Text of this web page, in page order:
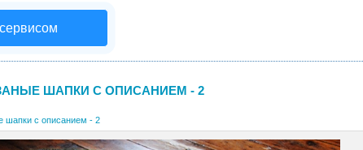
ШАПКИ С ОПИСАНИЕМ - 2
шапки с описанием - 2